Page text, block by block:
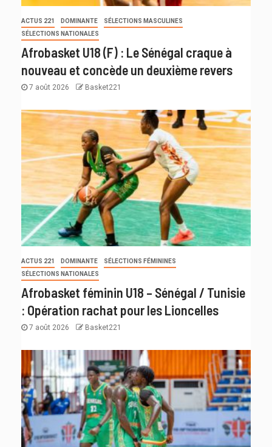
ACTUS 221 DOMINANTE
SÉLECTIONS MASCULINES
SÉLECTIONS NATIONALES
Afrobasket U18 (F) : Le Sénégal craque à
nouveau et concède un deuxième revers
7 août 2026 Basket221
ACTUS 221 DOMINANTE
SÉLECTIONS FÉMININES
SÉLECTIONS NATIONALES
Afrobasket féminin U18 – Sénégal / Tunisie
: Opération rachat pour les Lioncelles
7 août 2026 Basket221